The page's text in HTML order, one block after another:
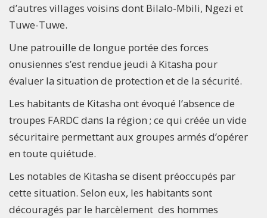
d’autres villages voisins dont Bilalo-Mbili, Ngezi et
Tuwe-Tuwe.
Une patrouille de longue portée des forces
onusiennes s’est rendue jeudi à Kitasha pour
évaluer la situation de protection et de la sécurité.
Les habitants de Kitasha ont évoqué l’absence de
troupes FARDC dans la région ; ce qui créée un vide
sécuritaire permettant aux groupes armés d’opérer
en toute quiétude.
Les notables de Kitasha se disent préoccupés par
cette situation. Selon eux, les habitants sont
découragés par le harcèlement des hommes